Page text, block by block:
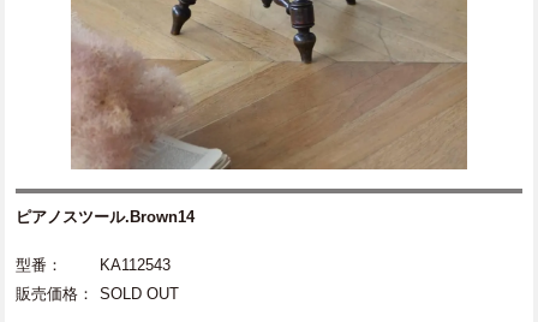
ピアノスツール.Brown14
型番：
KA112543
販売価格：
SOLD OUT